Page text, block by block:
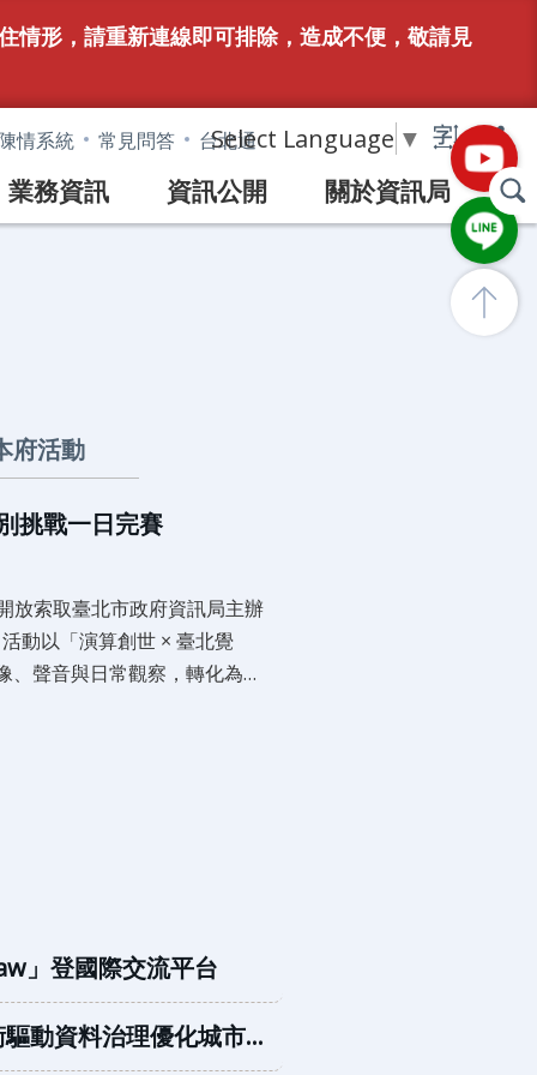
情形，請重新連線即可排除，造成不便，敬請見
情系統 常見問答 台北通
Select Language ▼
業務資訊 資訊公開 關於資訊局
府活動
挑戰一日完賽
放索取臺北市政府資訊局主辦
動以「演算創世 × 臺北覺
聲音與日常觀察，轉化為圖
」登國際交流平台
資料治理優化城市決策